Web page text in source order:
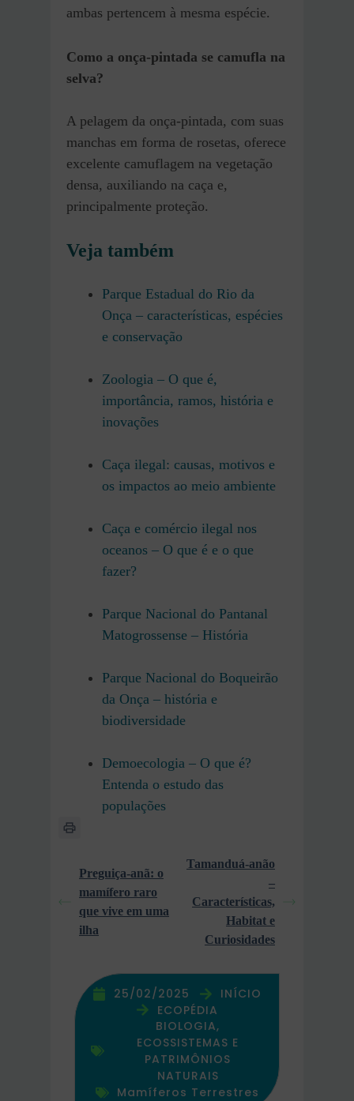
ambas pertencem à mesma espécie.
Como a onça-pintada se camufla na
selva?
A pelagem da onça-pintada, com suas
manchas em forma de rosetas, oferece
excelente camuflagem na vegetação
densa, auxiliando na caça e,
principalmente proteção.
Veja também
Parque Estadual do Rio da
Onça – características, espécies
e conservação
Zoologia – O que é,
importância, ramos, história e
inovações
Caça ilegal: causas, motivos e
os impactos ao meio ambiente
Caça e comércio ilegal nos
oceanos – O que é e o que
fazer?
Parque Nacional do Pantanal
Matogrossense – História
Parque Nacional do Boqueirão
da Onça – história e
biodiversidade
Demoecologia – O que é?
Entenda o estudo das
populações
Preguiça-anã: o
mamífero raro
que vive em uma
ilha
Tamanduá-anão
–
Características,
Habitat e
Curiosidades
25/02/2025
INÍCIO
ECOPÉDIA
BIOLOGIA,
ECOSSISTEMAS E
PATRIMÔNIOS
NATURAIS
Mamíferos Terrestres